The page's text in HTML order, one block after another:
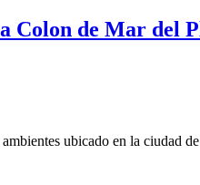
Colon de Mar del
ubicado en la ciudad